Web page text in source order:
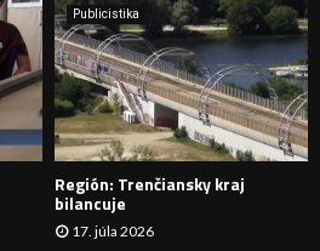
A
N
I
E
Publicistika
Región: Trenčiansky kraj
bilancuje
17. júla 2026